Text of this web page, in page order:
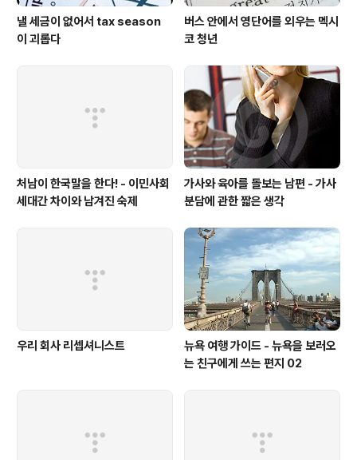
낼 세금이 없어서 tax season
이 괴롭다
버스 안에서 영단어를 외우는 멕시
코 청년
처남이 한국말을 한다! - 이민사회
세대간 차이와 남겨진 숙제
가사와 육아를 돌보는 남편 - 가사
분담에 관한 짧은 생각
우리 회사 리셉셔니스트
뉴욕 여행 가이드 - 뉴욕을 보러오
는 친구에게 쓰는 편지 02